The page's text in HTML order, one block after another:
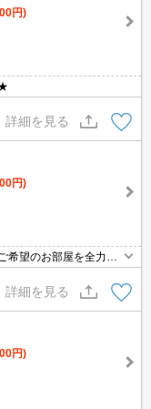
円)
詳細を見る
円)
望のお部屋を全力で
詳細を見る
円)